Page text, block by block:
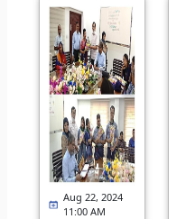
Aug 22, 2024
11:00 AM